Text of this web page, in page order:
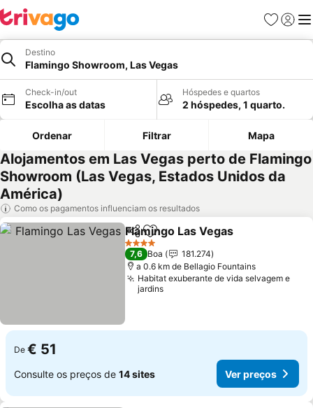
Favoritos
Iniciar
Destino
Flamingo Showroom, Las Vegas
Check-in/out
Escolha as datas
Hóspedes e quartos
2 hóspedes, 1 quarto.
Ordenar Filtrar Mapa
Alojamentos em Las Vegas perto de Flamingo
Showroom (Las Vegas, Estados Unidos da
América)
Como os pagamentos influenciam os resultados
PartilharAdicionar aos favoritos
Flamingo Las Vegas
4 Estrelas
7,6 Boa
181.274
a 0.6 km de Bellagio Fountains
Habitat exuberante de vida selvagem e
jardins
De € 51
Consulte os preços de 14 sites Ver preços